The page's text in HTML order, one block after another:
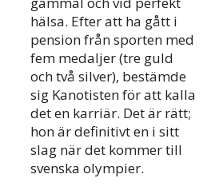
hälsa. Efter att ha gått i
pension från sporten med
fem medaljer (tre guld
och två silver), bestämde
sig Kanotisten för att kalla
det en karriär. Det är rätt;
hon är definitivt en i sitt
slag när det kommer till
svenska olympier.